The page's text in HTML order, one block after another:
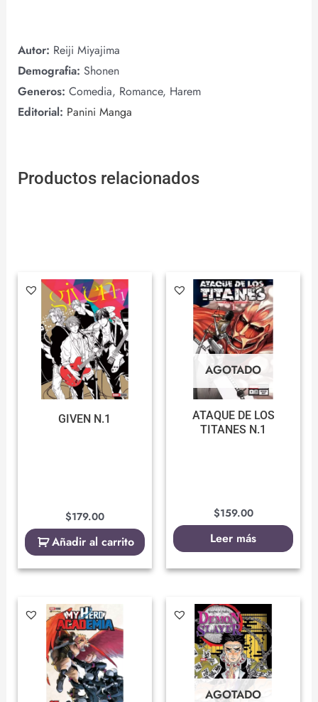
Autor: Reiji Miyajima
Demografia: Shonen
Generos: Comedia, Romance, Harem
Editorial: Panini Manga
Productos relacionados
GIVEN N.1
$179.00
Añadir al carrito
AGOTADO
ATAQUE DE LOS
TITANES N.1
$159.00
Leer más
AGOTADO